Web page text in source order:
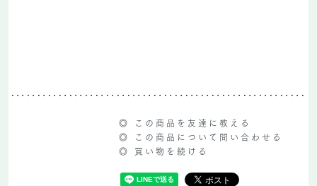
◎
この商品を友達に教える
◎
この商品について問い合わせる
◎ 買い物を続ける